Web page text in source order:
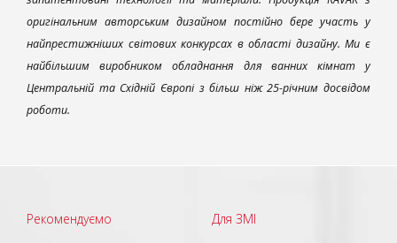
оригінальним авторським дизайном постійно бере участь у
найпрестижніших світових конкурсах в області дизайну. Ми є
найбільшим виробником обладнання для ванних кімнат у
Центральній та Східній Європі з більш ніж 25-річним досвідом
роботи.
Рекомендуємо Для ЗМІ